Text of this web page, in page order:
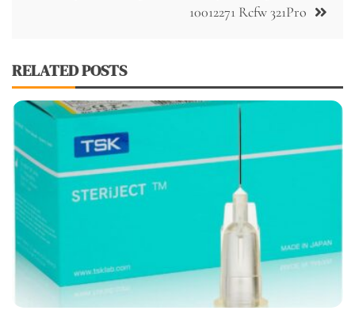
10012271 Rcfw 321Pro
RELATED POSTS